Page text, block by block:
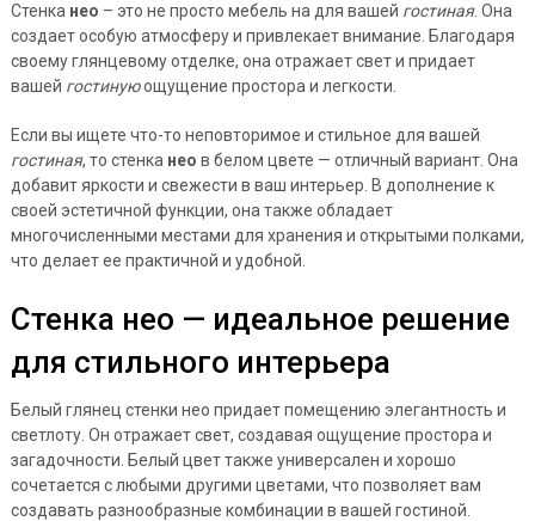
Стенка нео – это не просто мебель на для вашей гостиная. Она
создает особую атмосферу и привлекает внимание. Благодаря
своему глянцевому отделке, она отражает свет и придает
вашей гостинуюощущение простора и легкости.
Если вы ищете что-то неповторимое и стильное для вашей
гостиная, то стенка нео в белом цвете — отличный вариант. Она
добавит яркости и свежести в ваш интерьер. В дополнение к
своей эстетичной функции, она также обладает
многочисленными местами для хранения и открытыми полками,
что делает ее практичной и удобной.
Стенка нео — идеальное решение
для стильного интерьера
Белый глянец стенки нео придает помещению элегантность и
светлоту. Он отражает свет, создавая ощущение простора и
загадочности. Белый цвет также универсален и хорошо
сочетается с любыми другими цветами, что позволяет вам
создавать разнообразные комбинации в вашей гостиной.